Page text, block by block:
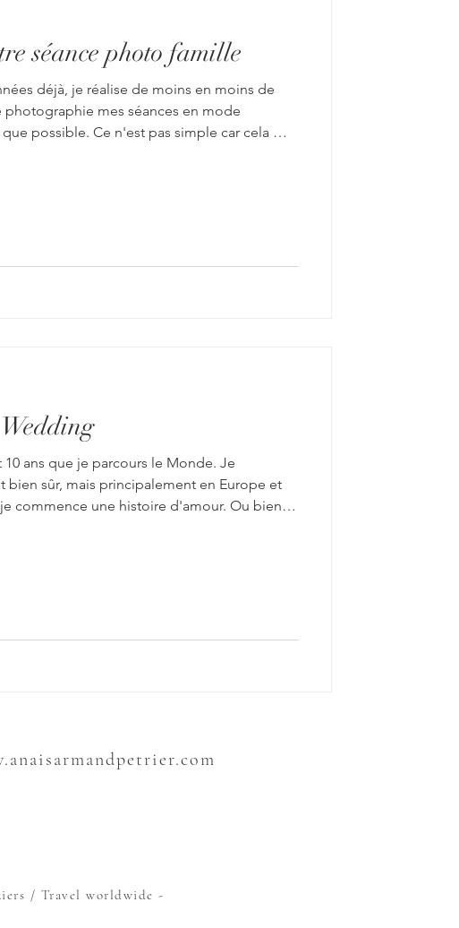
séance photo famille
mes séances en mode
possible. Ce n'est pas simple car cela me
ans que je parcours le Monde. Je
bien sûr, mais principalement en Europe et
je commence une histoire d'amour. Ou bien
/ Travel worldwide -